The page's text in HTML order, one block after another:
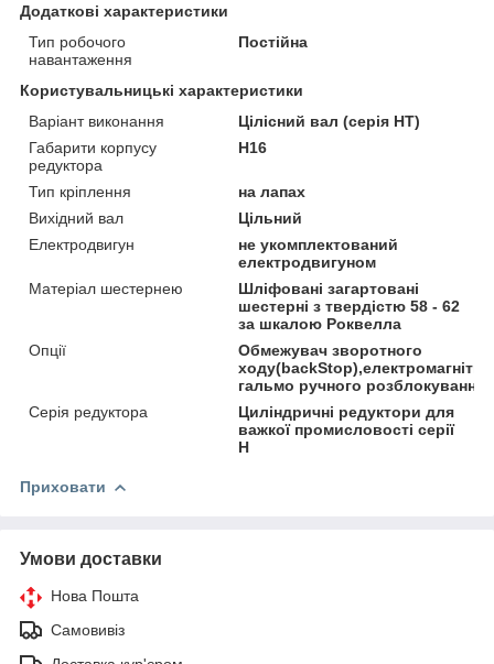
Додаткові характеристики
Тип робочого
навантаження
Постійна
Користувальницькі характеристики
Варіант виконання
Цілісний вал (серія HT)
Габарити корпусу
редуктора
H16
Тип кріплення
на лапах
Вихідний вал
Цільний
Електродвигун
не укомплектований
електродвигуном
Матеріал шестернею
Шліфовані загартовані
шестерні з твердістю 58 - 62
за шкалою Роквелла
Опції
Обмежувач зворотного
гальмо ручного
Серія редуктора
Циліндричні редуктори для
важкої промисловості серії
H
Приховати
Умови доставки
Нова Пошта
Самовивіз